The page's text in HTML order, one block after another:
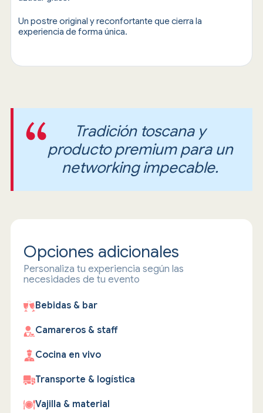
Un postre original y reconfortante que cierra la
experiencia de forma única.
Tradición toscana y
producto premium para un
networking impecable.
Opciones adicionales
Personaliza tu experiencia según las
necesidades de tu evento
Bebidas & bar
Camareros & staff
Cocina en vivo
Transporte & logística
Vajilla & material